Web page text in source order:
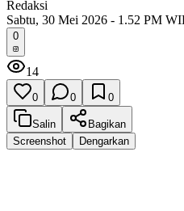
Redaksi
Sabtu, 30 Mei 2026 - 1.52 PM
0
14
0 0 0
Salin
Bagikan
Screenshot
Dengarkan